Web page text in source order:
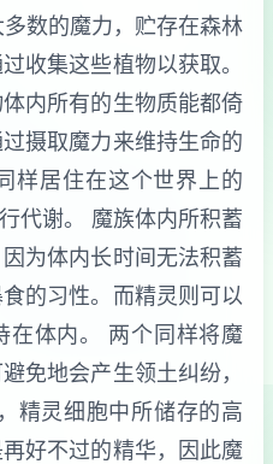
数的魔力，贮存在森林
收集这些植物以获取。
内所有的生物质能都倚
摄取魔力来维持生命的
样居住在这个世界上的
代谢。 魔族体内所积蓄
为体内长时间无法积蓄
的习性。而精灵则可以
在体内。 两个同样将魔
免地会产生领土纠纷，
精灵细胞中所储存的高
好不过的精华，因此魔